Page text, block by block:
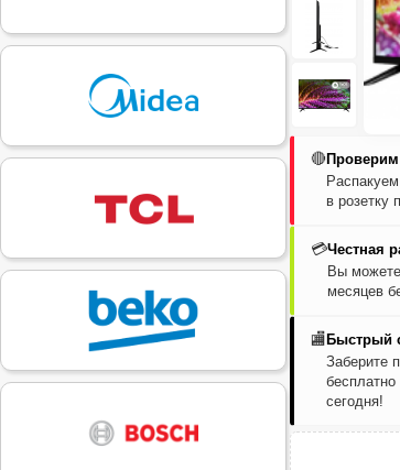
🔴
в розетку
💳Честная
Вы
месяцев
🏬 Быстрый
Заберите
сегодня!